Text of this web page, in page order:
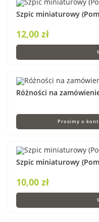
Szpic miniaturowy
12,00zł
Różności na
Prosimy o
Szpic miniaturowy
10,00zł